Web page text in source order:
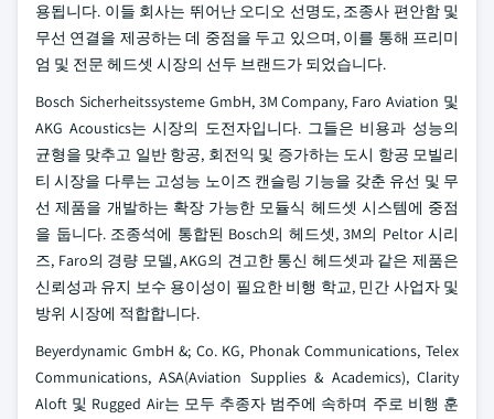
용됩니다. 이들 회사는 뛰어난 오디오 선명도, 조종사 편안함 및
무선 연결을 제공하는 데 중점을 두고 있으며, 이를 통해 프리미
엄 및 전문 헤드셋 시장의 선두 브랜드가 되었습니다.
Bosch Sicherheitssysteme GmbH, 3M Company, Faro Aviation 및
AKG Acoustics는 시장의 도전자입니다. 그들은 비용과 성능의
균형을 맞추고 일반 항공, 회전익 및 증가하는 도시 항공 모빌리
티 시장을 다루는 고성능 노이즈 캔슬링 기능을 갖춘 유선 및 무
선 제품을 개발하는 확장 가능한 모듈식 헤드셋 시스템에 중점
을 둡니다. 조종석에 통합된 Bosch의 헤드셋, 3M의 Peltor 시리
즈, Faro의 경량 모델, AKG의 견고한 통신 헤드셋과 같은 제품은
신뢰성과 유지 보수 용이성이 필요한 비행 학교, 민간 사업자 및
방위 시장에 적합합니다.
Beyerdynamic GmbH &; Co. KG, Phonak Communications, Telex
Communications, ASA(Aviation Supplies & Academics), Clarity
Aloft 및 Rugged Air는 모두 추종자 범주에 속하며 주로 비행 훈